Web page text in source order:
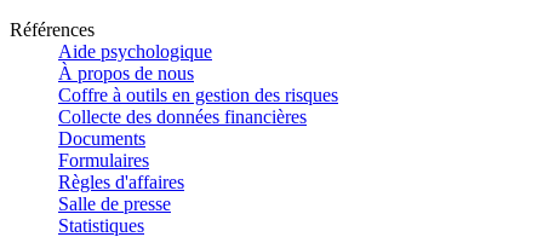
Références
Aide psychologique
À propos de nous
Coffre à outils en gestion des risques
Collecte des données financières
Documents
Formulaires
Règles d'affaires
Salle de presse
Statistiques